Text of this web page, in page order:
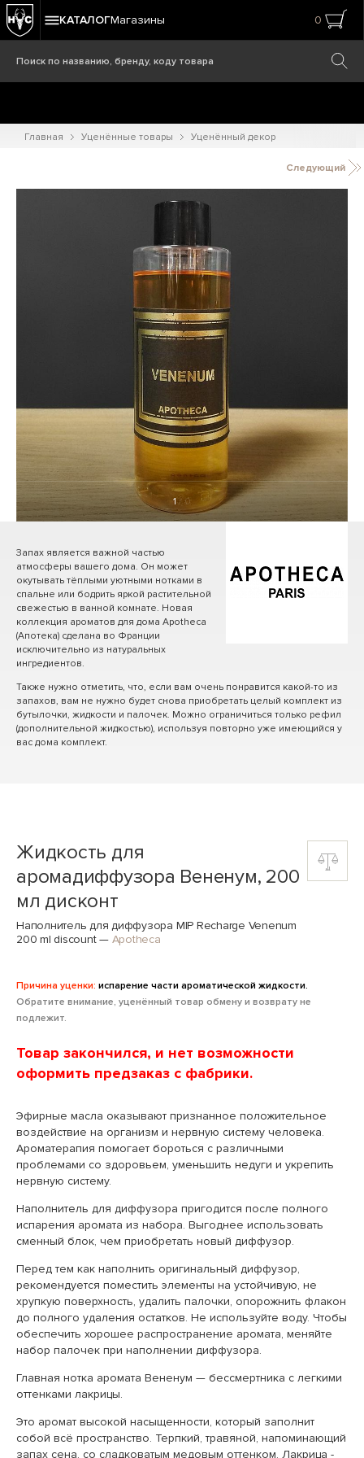
КАТАЛОГМагазины 0
Главная Уценённые товары Уценённый декор
Следующий
1 / 0
Запах является важной частью
атмосферы вашего дома. Он может
окутывать тёплыми уютными нотками в
спальне или бодрить яркой растительной
свежестью в ванной комнате. Новая
коллекция ароматов для дома Apotheca
(Апотека) сделана во Франции
исключительно из натуральных
ингредиентов.
Также нужно отметить, что, если вам очень понравится какой-то из
запахов, вам не нужно будет снова приобретать целый комплект из
бутылочки, жидкости и палочек. Можно ограничиться только рефил
(дополнительной жидкостью), используя повторно уже имеющийся у
вас дома комплект.
Жидкость для
аромадиффузора Вененум, 200
мл дисконт
Наполнитель для диффузора MIP Recharge Venenum
200 ml discount— Apotheca
Причина уценки: испарение части ароматической жидкости.
Обратите внимание, уценённый товар обмену и возврату не
подлежит.
Товар закончился, и нет возможности
оформить предзаказ с фабрики.
Эфирные масла оказывают признанное положительное
воздействие на организм и нервную систему человека.
Ароматерапия помогает бороться с различными
проблемами со здоровьем, уменьшить недуги и укрепить
нервную систему.
Наполнитель для диффузора пригодится после полного
испарения аромата из набора. Выгоднее использовать
сменный блок, чем приобретать новый диффузор.
Перед тем как наполнить оригинальный диффузор,
рекомендуется поместить элементы на устойчивую, не
хрупкую поверхность, удалить палочки, опорожнить флакон
до полного удаления остатков. Не используйте воду. Чтобы
обеспечить хорошее распространение аромата, меняйте
набор палочек при наполнении диффузора.
Главная нотка аромата Вененум — бессмертника с легкими
оттенками лакрицы.
Это аромат высокой насыщенности, который заполнит
собой всё пространство. Терпкий, травяной, напоминающий
запах сена, со сладковатым медовым оттенком. Лакрица -